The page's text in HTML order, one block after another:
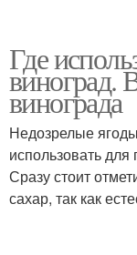
Зеленый
Недозревший
Где
виноград.
винограда
Недозрелые
использовать
Сразу стоит
сахар, так как